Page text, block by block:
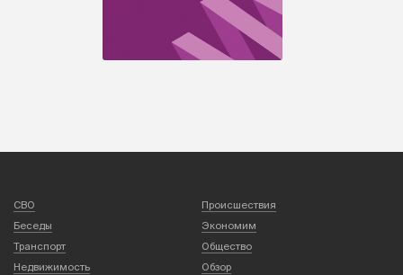
СВО
Происшествия
Беседы
Экономим
Транспорт
Общество
Недвижимость
Обзор